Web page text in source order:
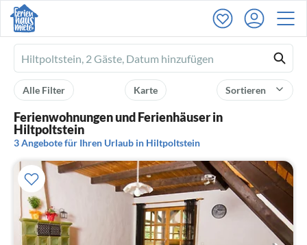
Ferienhausmiete
logo
Sortieren
Karte
Alle Filter
Ferienwohnungen und Ferienhäuser in
Hiltpoltstein
3 Angebote für Ihren Urlaub in Hiltpoltstein